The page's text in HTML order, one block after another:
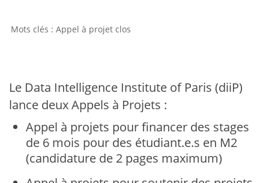
Appel à projet clos
Le Data Intelligence Institute of Paris (diiP)
lance deux Appels à Projets :
Appel à projets pour financer des stages
de 6 mois pour des étudiant.e.s en M2
(candidature de 2 pages maximum)